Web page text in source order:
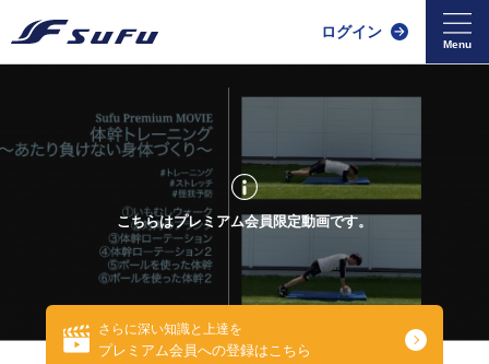
ログイン
こちらはプレミアム会員限定動画です。
さらに深い知識と上達を
プレミアム会員への登録はこちら